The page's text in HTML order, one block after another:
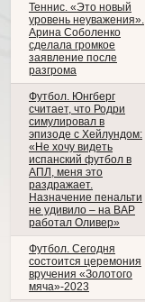
Теннис. «Это новый
уровень неуважения».
Арина Соболенко
сделала громкое
заявление после
разгрома
Футбол. Юнгберг
считает, что Родри
симулировал в
эпизоде с Хейлундом:
«Не хочу видеть
испанский футбол в
АПЛ, меня это
раздражает.
Назначение пенальти
не удивило – на ВАР
работал Оливер»
Футбол. Сегодня
состоится церемония
вручения «Золотого
мяча»-2023